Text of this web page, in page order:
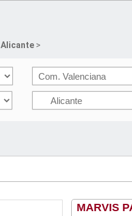
Alicante >
MARVIS